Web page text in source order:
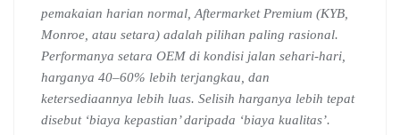
pemakaian harian normal, Aftermarket Premium (KYB,
Monroe, atau setara) adalah pilihan paling rasional.
Performanya setara OEM di kondisi jalan sehari-hari,
harganya 40–60% lebih terjangkau, dan
ketersediaannya lebih luas. Selisih harganya lebih tepat
disebut ‘biaya kepastian’ daripada ‘biaya kualitas’.